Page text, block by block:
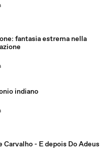
fantasia estrema nella
indiano
Carvalho - E depois Do Adeus